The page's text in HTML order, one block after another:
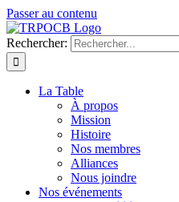
Passer au contenu
Rechercher:
La Table
À propos
Mission
Histoire
Nos membres
Alliances
Nous joindre
Nos événements